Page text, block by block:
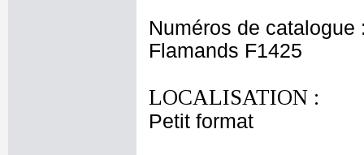
Numéros de catalogue
Flamands F1425
LOCALISATION :
Petit format